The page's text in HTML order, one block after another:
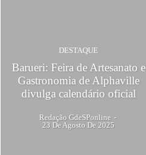
DESTAQUE
Barueri: Feira de Artesanato e
Gastronomia de Alphaville
divulga calendário oficial
Redação GdeSPonline -
23 De Agosto De 2025